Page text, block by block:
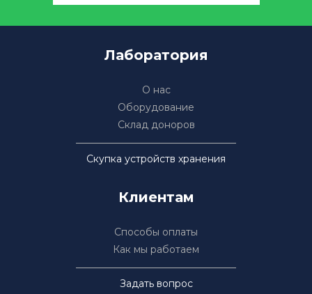
Лаборатория
О нас
Оборудование
Склад доноров
Скупка устройств хранения
Клиентам
Способы оплаты
Как мы работаем
Задать вопрос